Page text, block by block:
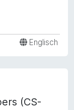
Englisch
(CS-